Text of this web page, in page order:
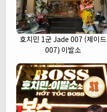
호치민 1군 Jade 007 (제이드
007) 이발소